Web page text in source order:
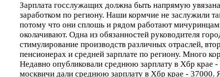
Зарплата госслужащих должна быть напрямую
заработком по региону. Наши кормчие не заслужили
потому что они сплошь и рядом работают
околачивают. Одна из обязанностей руководителя
стимулирование производств различных отраслей,
пенсионерах и средней зарплате по региону. Много
Недавно опубликовали среднюю зарплату в Хбр крае
москвичи дали среднюю зарплату в Хбр крае - 37000.